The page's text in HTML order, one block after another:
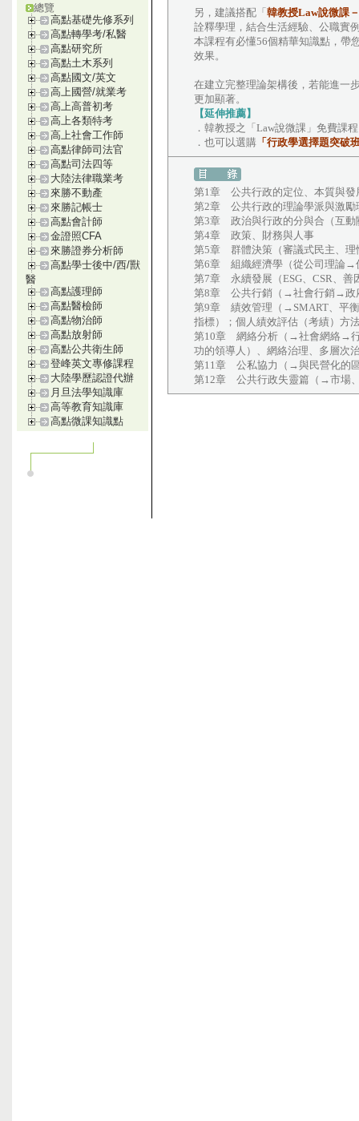
總覽
高點基礎先修系列
高點轉學考/私醫
高點研究所
高點土木系列
高點國文/英文
高上國營/就業考
高上高普初考
高上各類特考
高上社會工作師
高點律師司法官
高點司法四等
大陸法律職業考
來勝不動產
來勝記帳士
高點會計師
金證照CFA
來勝證券分析師
高點學士後中/西/獸
醫
高點護理師
高點醫檢師
高點物治師
高點放射師
高點公共衛生師
登峰英文專修課程
大陸學歷認證代辦
月旦法學知識庫
高等教育知識庫
高點微課知識點
另，建議搭配「 韓教授Law說微課
詮釋學理，結合生活經驗、公職實
本課程有必懂56個精華知識點，帶
效果。
在建立完整理論架構後，若能進一
更加顯著。
【延伸推薦】
．韓教授之「Law說微課」免費課
．也可以選購 「行政學選擇題突破
第1章 公共行政的定位、本質與發
第2章 公共行政的理論學派與激勵
第3章 政治與行政的分與合（互動
第4章 政策、財務與人事
第5章 群體決策（審議式民主、理
第6章 組織經濟學（從公司理論→
第7章 永續發展（ESG、CSR、善
第8章 公共行銷（→社會行銷→政
第9章 績效管理（→SMART、平衡
指標）；個人績效評估（考績）方
第10章 網絡分析（→社會網絡→行
功的領導人）、網絡治理、多層次
第11章 公私協力（→與民營化的
第12章 公共行政失靈篇（→市場